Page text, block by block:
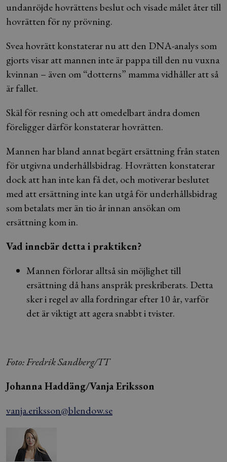
undanröjde hovrättens beslut och visade målet åter till
hovrätten för ny prövning.
Svea hovrätt konstaterar nu att den DNA-analys som
gjorts visar att mannen inte är pappa till den nu vuxna
kvinnan – även om “dotterns” mamma vidhåller att så
är fallet.
Skäl för resning och att omedelbart ändra domen
föreligger därför konstaterar hovrätten.
Mannen har bland annat begärt ersättning från staten
för utgivna underhållsbidrag. Hovrätten konstaterar
dock att han inte kan få det, och motiverar beslutet
med att ersättning inte kan utgå för underhållsbidrag
som betalats mer än tio år innan ansökan om
ersättning kom in.
Vad innebär detta i praktiken?
Mannen förlorar alltså sin möjlighet till
ersättning då hans anspråk preskriberats. Detta
sker i regel av alla fordringar efter 10 år, varför
det är viktigt att agera snabbt i tvister.
Foto: Fredrik Sandberg/TT
Johanna Haddäng/Vanja Eriksson
vanja.eriksson@blendow.se